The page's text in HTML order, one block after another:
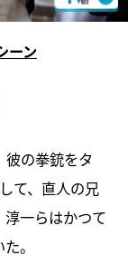
ーン
の拳銃をタ
て、直人の兄
一らはかつて
。